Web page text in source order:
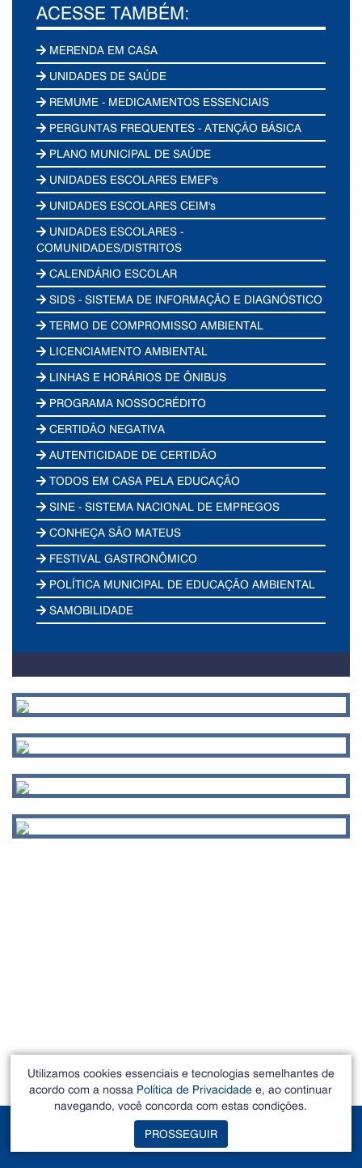
ACESSE TAMBÉM:
MERENDA EM CASA
UNIDADES DE SAÚDE
REMUME - MEDICAMENTOS ESSENCIAIS
PERGUNTAS FREQUENTES - ATENÇÃO BÁSICA
PLANO MUNICIPAL DE SAÚDE
UNIDADES ESCOLARES EMEF's
UNIDADES ESCOLARES CEIM's
UNIDADES ESCOLARES -
COMUNIDADES/DISTRITOS
CALENDÁRIO ESCOLAR
SIDS - SISTEMA DE INFORMAÇÃO E DIAGNÓSTICO
TERMO DE COMPROMISSO AMBIENTAL
LICENCIAMENTO AMBIENTAL
LINHAS E HORÁRIOS DE ÔNIBUS
PROGRAMA NOSSOCRÉDITO
CERTIDÃO NEGATIVA
AUTENTICIDADE DE CERTIDÃO
TODOS EM CASA PELA EDUCAÇÃO
SINE - SISTEMA NACIONAL DE EMPREGOS
CONHEÇA SÃO MATEUS
FESTIVAL GASTRONÔMICO
POLÍTICA MUNICIPAL DE EDUCAÇÃO AMBIENTAL
SAMOBILIDADE
PRIVACIDADE
Utilizamos cookies essenciais e tecnologias semelhantes de
acordo com a nossa Política de Privacidade e, ao continuar
navegando, você concorda com estas condições.
PROSSEGUIR